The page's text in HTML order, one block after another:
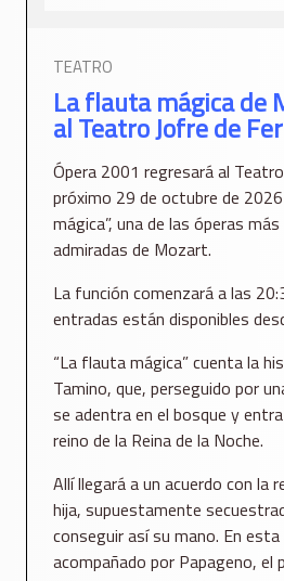
TEATRO
La flauta mágica de
al Teatro Jofre de
Ópera 2001 regresará al
próximo 29 de octubre de
mágica”, una de las óperas
admiradas de Mozart.
La función comenzará a las
entradas están disponibles
“La flauta mágica” cuenta la
Tamino, que, perseguido por
se adentra en el bosque y
reino de la Reina de la Noche.
Allí llegará a un acuerdo con la
hija, supuestamente
conseguir así su mano. En
acompañado por Papageno, el